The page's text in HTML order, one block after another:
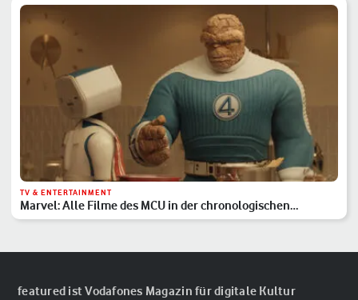
TV & ENTERTAINMENT
Marvel: Alle Filme des MCU in der chronologischen
Reihenfolge
featured ist Vodafones Magazin für digitale Kultur